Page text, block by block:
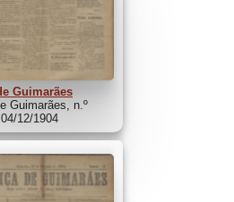
Guimarães
Guimarães, n.º
12/1904